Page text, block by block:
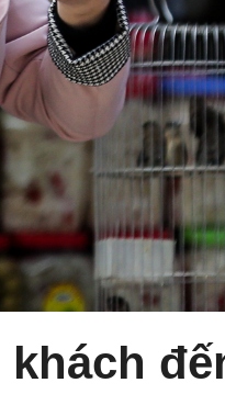
khách